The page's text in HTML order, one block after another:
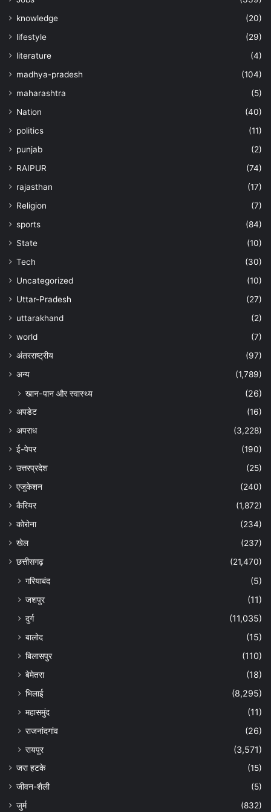
knowledge
(20)
lifestyle
(29)
literature
(4)
madhya-pradesh
(104)
maharashtra
(5)
Nation
(40)
politics
(11)
punjab
(2)
RAIPUR
(74)
rajasthan
(17)
Religion
(7)
sports
(84)
State
(10)
Tech
(30)
Uncategorized
(10)
Uttar-Pradesh
(27)
uttarakhand
(2)
world
(7)
अंतरराष्ट्रीय
(97)
अन्‍य
(1,789)
खान-पान और स्वास्थ्य (26)
अपडेट
(16)
अपराध
(3,228)
ई-पेपर
(190)
उत्तरप्रदेश
(25)
एजुकेशन
(240)
कैरियर
(1,872)
कोरोना
(234)
खेल
(237)
छत्तीसगढ़
(21,470)
गरियाबंद
(5)
जशपुर
(11)
दुर्ग
(11,035)
बालोद
(15)
बिलासपुर
(110)
बेमेतरा
(18)
भिलाई
(8,295)
महासमुंद
(11)
राजनांदगांव
(26)
रायपुर
(3,571)
जरा हटके
(15)
जीवन-शैली
(5)
जुर्म
(832)